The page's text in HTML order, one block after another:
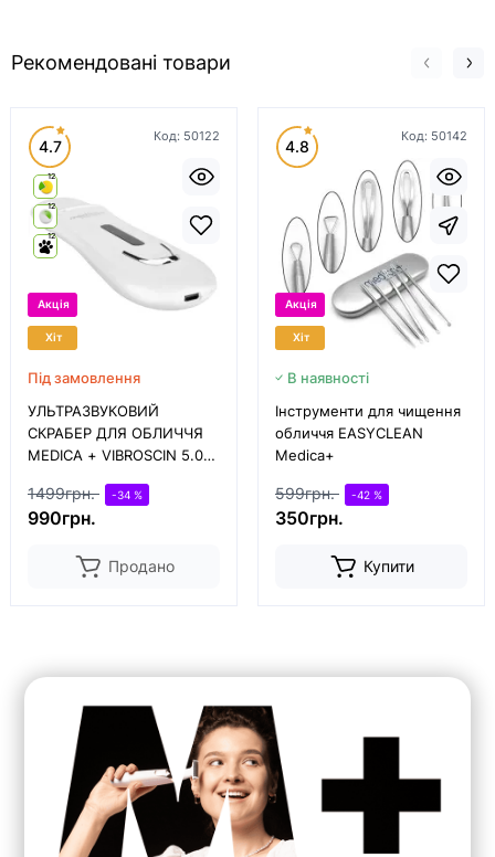
Рекомендовані товари
Код: 50122
4.7
12
12
12
Акція
Хіт
Під замовлення
УЛЬТРАЗВУКОВИЙ
СКРАБЕР ДЛЯ ОБЛИЧЧЯ
MEDICA + VIBROSCIN 5.0
1499грн. -34 %
990грн.
Продано
Код: 50142
4.8
Акція
Хіт
В наявності
Інструменти для чищення
обличчя EASYCLEAN
Medica+
599грн. -42 %
350грн.
Купити